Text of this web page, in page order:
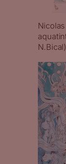
N.Bical)